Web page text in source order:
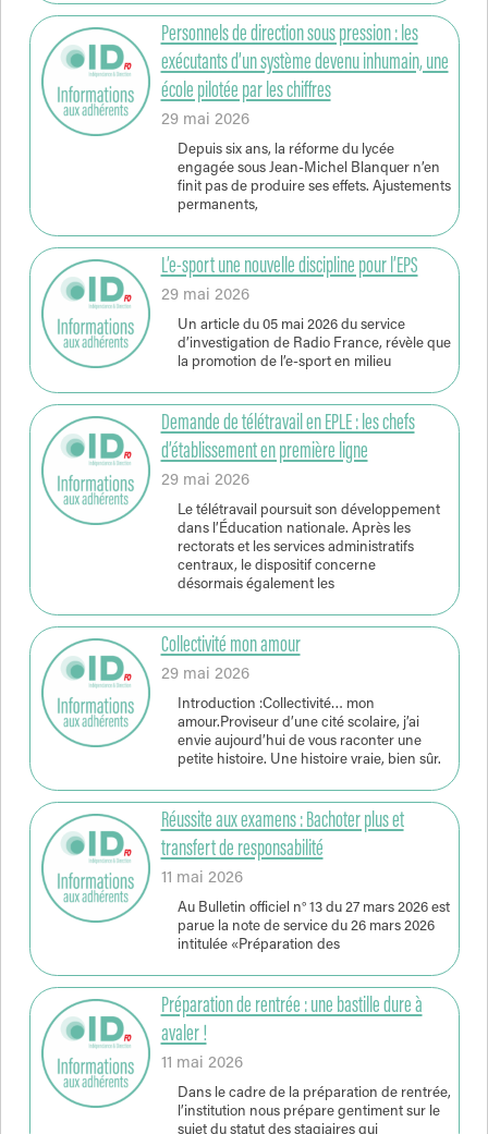
Personnels de direction sous pression : les
exécutants d’un système devenu inhumain, une
école pilotée par les chiffres
29 mai 2026
Depuis six ans, la réforme du lycée
engagée sous Jean-Michel Blanquer n’en
finit pas de produire ses effets. Ajustements
permanents,
L’e-sport une nouvelle discipline pour l’EPS
29 mai 2026
Un article du 05 mai 2026 du service
d’investigation de Radio France, révèle que
la promotion de l’e-sport en milieu
Demande de télétravail en EPLE : les chefs
d’établissement en première ligne
29 mai 2026
Le télétravail poursuit son développement
dans l’Éducation nationale. Après les
rectorats et les services administratifs
centraux, le dispositif concerne
désormais également les
Collectivité mon amour
29 mai 2026
Introduction :Collectivité… mon
amour.Proviseur d’une cité scolaire, j’ai
envie aujourd’hui de vous raconter une
petite histoire. Une histoire vraie, bien sûr.
Réussite aux examens : Bachoter plus et
transfert de responsabilité
11 mai 2026
Au Bulletin officiel n° 13 du 27 mars 2026 est
parue la note de service du 26 mars 2026
intitulée «Préparation des
Préparation de rentrée : une bastille dure à
avaler !
11 mai 2026
Dans le cadre de la préparation de rentrée,
l’institution nous prépare gentiment sur le
sujet du statut des stagiaires qui